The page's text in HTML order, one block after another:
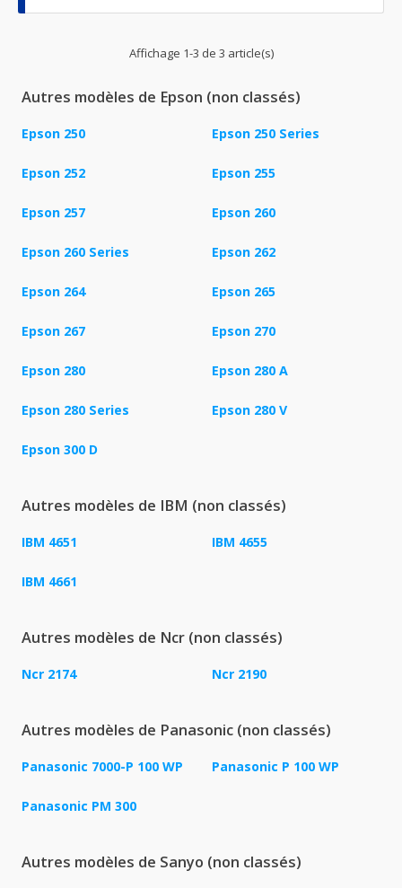
Affichage 1-3 de 3 article(s)
Autres modèles de Epson (non classés)
Epson 250 Epson 250 Series
Epson 252 Epson 255
Epson 257 Epson 260
Epson 260 Series Epson 262
Epson 264 Epson 265
Epson 267 Epson 270
Epson 280 Epson 280 A
Epson 280 Series Epson 280 V
Epson 300 D
Autres modèles de IBM (non classés)
IBM 4651 IBM 4655
IBM 4661
Autres modèles de Ncr (non classés)
Ncr 2174 Ncr 2190
Autres modèles de Panasonic (non classés)
Panasonic 7000-P 100 WP Panasonic P 100 WP
Panasonic PM 300
Autres modèles de Sanyo (non classés)